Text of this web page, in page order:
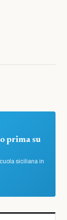
prima su
siciliana in